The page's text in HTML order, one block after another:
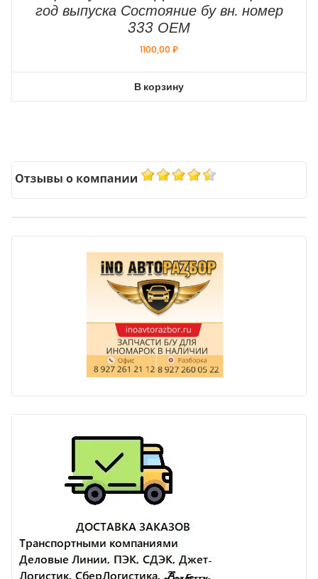
год выпуска Состояние бу вн. номер
333 ОЕМ
1100,00₽
В корзину